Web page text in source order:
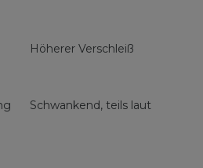
Höherer Verschleiß
Schwankend, teils laut